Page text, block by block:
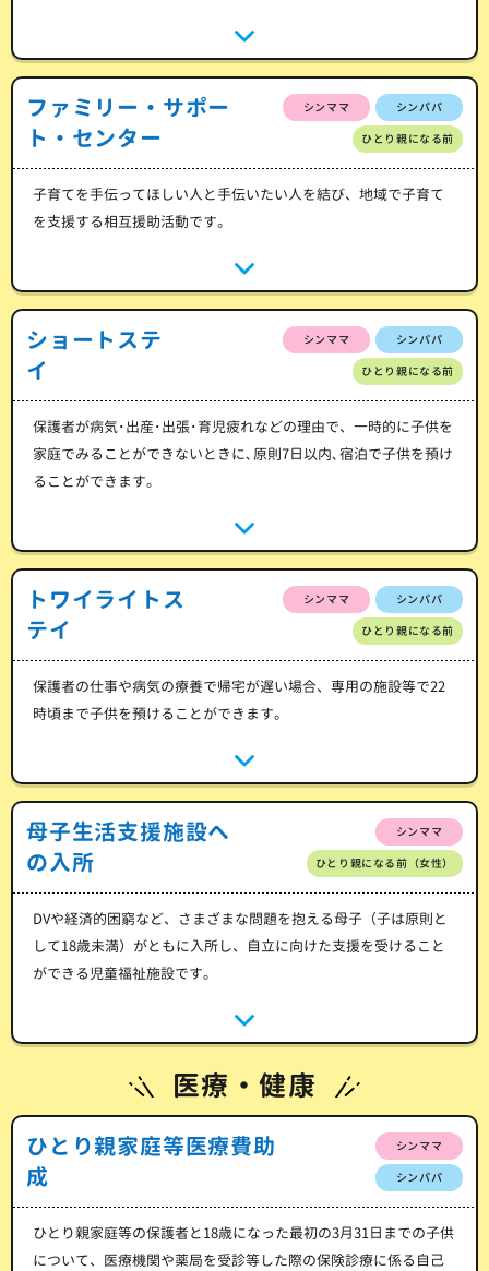
ファミリー・サポー
ト・センター
シンママ シンパパ
ひとり親になる前
子育てを手伝ってほしい人と手伝いたい人を結び、地域で子育て
を支援する相互援助活動です。
ショートステ
イ
シンママ シンパパ
ひとり親になる前
保護者が病気･出産･出張･育児疲れなどの理由で、一時的に子供を
家庭でみることができないときに､原則7日以内､宿泊で子供を預け
ることができます。
トワイライトス
テイ
シンママ シンパパ
ひとり親になる前
保護者の仕事や病気の療養で帰宅が遅い場合、専用の施設等で22
時頃まで子供を預けることができます。
母子生活支援施設へ
の入所
シンママ
ひとり親になる前（女性）
DVや経済的困窮など、さまざまな問題を抱える母子（子は原則と
して18歳未満）がともに入所し、自立に向けた支援を受けること
ができる児童福祉施設です。
医療・健康
ひとり親家庭等医療費助
成
シンママ
シンパパ
ひとり親家庭等の保護者と18歳になった最初の3月31日までの子供
について、医療機関や薬局を受診等した際の保険診療に係る自己